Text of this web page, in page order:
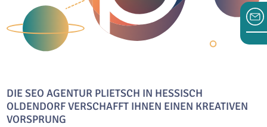
DIE SEO AGENTUR PLIETSCH IN HESSISCH
OLDENDORF VERSCHAFFT IHNEN EINEN KREATIVEN
VORSPRUNG